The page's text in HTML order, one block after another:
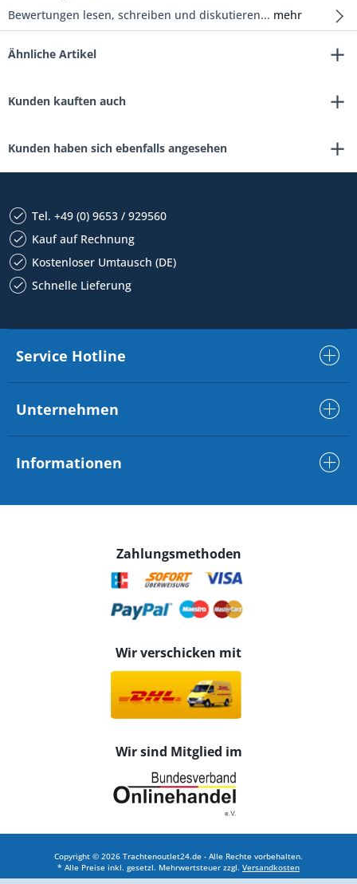
Bewertungen lesen, schreiben und diskutieren... mehr
Ähnliche Artikel
Kunden kauften auch
Kunden haben sich ebenfalls angesehen
Tel. +49 (0) 9653 / 929560
Kauf auf Rechnung
Kostenloser Umtausch (DE)
Schnelle Lieferung
Service Hotline
Unternehmen
Informationen
Zahlungsmethoden
Wir verschicken mit
Wir sind Mitglied im
Copyright © 2026 Trachtenoutlet24.de - Alle Rechte vorbehalten.
* Alle Preise inkl. gesetzl. Mehrwertsteuer zzgl. Versandkosten